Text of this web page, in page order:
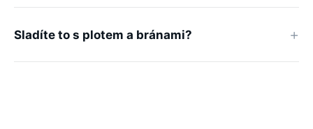
Sladíte to s plotem a bránami?